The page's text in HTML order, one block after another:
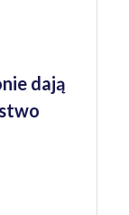
dają